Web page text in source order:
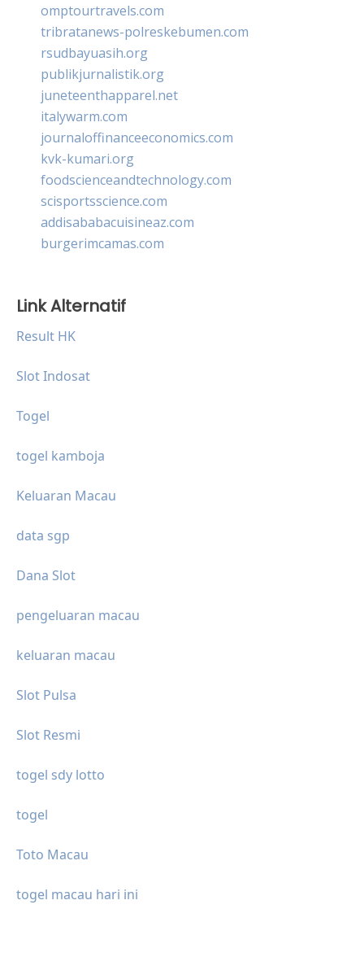
omptourtravels.com
tribratanews-polreskebumen.com
rsudbayuasih.org
publikjurnalistik.org
juneteenthapparel.net
italywarm.com
journaloffinanceeconomics.com
kvk-kumari.org
foodscienceandtechnology.com
scisportsscience.com
addisababacuisineaz.com
burgerimcamas.com
Link Alternatif
Result HK
Slot Indosat
Togel
togel kamboja
Keluaran Macau
data sgp
Dana Slot
pengeluaran macau
keluaran macau
Slot Pulsa
Slot Resmi
togel sdy lotto
togel
Toto Macau
togel macau hari ini